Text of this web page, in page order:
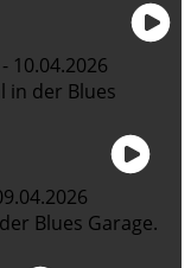
10.04.2026
in der Blues
Blues Garage.